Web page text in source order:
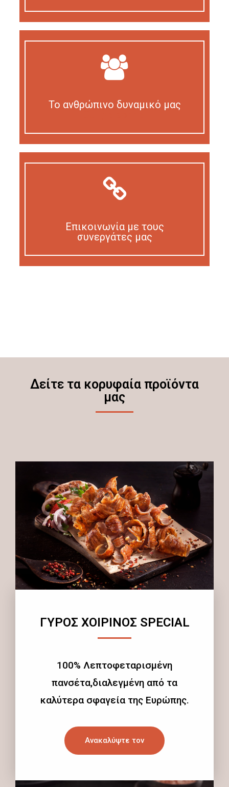
Το ανθρώπινο δυναμικό μας
Επικοινωνία με τους
συνεργάτες μας
Δείτε τα κορυφαία προϊόντα
μας
ΓΥΡΟΣ ΧΟΙΡΙΝΟΣ SPECIAL
100% Λεπτοφεταρισμένη
πανσέτα,διαλεγμένη από τα
καλύτερα σφαγεία της Ευρώπης.
Ανακαλύψτε τον